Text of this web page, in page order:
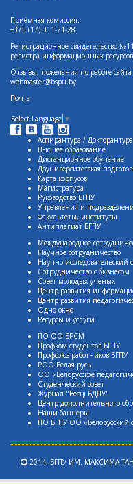
Приёмная комиссия:
+375 (17) 311-21-28
Регистрационное свидетельство
регистра информационных ресурсов
Отзывы, пожелания по работе
webmaster@bspu.by
Почта
Select Language ▼
Аспирантура / Докторантура
Высшее образование
Дистанционное обучение
Доуниверситетская
Карта корпусов
Магистратура
Руководство БГПУ
Управления и
Факультеты, институты
Антиплагиат БГПУ
Международное
Научное сотрудничество
Научно-исследовательский
Сотрудничество с бизнесом
Совет молодых ученых
Центр развития
Центр развития
Одно окно
Ресурсы и услуги
ПО ОО БРСМ
Профком студентов БГПУ
Профсоюз работников БГПУ
РОО Белая русь
ОО «Белорусское
Студенческий совет
Журнал "Весцi БДПУ"
Центр дополнительного
Наши баннеры
ПО БГПУ ОО «Белорусский
2014, БГПУ ИМ. МАКСИМА